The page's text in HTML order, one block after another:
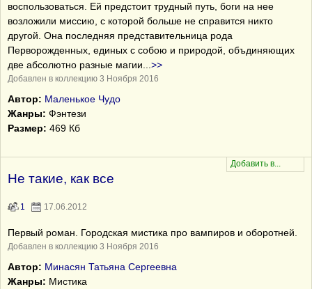
воспользоваться. Ей предстоит трудный путь, боги на нее
возложили миссию, с которой больше не справится никто
другой. Она последняя представительница рода
Перворожденных, единых с собою и природой, объдиняющих
две абсолютно разные магии
>>
Добавлен в коллекцию 3 Ноября 2016
Автор: Маленькое Чудо
Жанры: Фэнтези
Размер: 469 Кб
Не такие, как все
1 17.06.2012
Первый роман. Городская мистика про вампиров и оборотней.
Добавлен в коллекцию 3 Ноября 2016
Автор: Минасян Татьяна Сергеевна
Жанры: Мистика